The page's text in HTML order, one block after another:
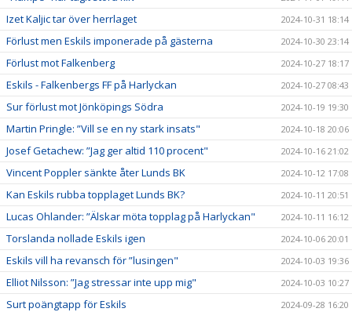
Izet Kaljic tar över herrlaget 2024-10-31 18:14
Förlust men Eskils imponerade på gästerna 2024-10-30 23:14
Förlust mot Falkenberg 2024-10-27 18:17
Eskils - Falkenbergs FF på Harlyckan 2024-10-27 08:43
Sur förlust mot Jönköpings Södra 2024-10-19 19:30
Martin Pringle: ”Vill se en ny stark insats" 2024-10-18 20:06
Josef Getachew: ”Jag ger altid 110 procent" 2024-10-16 21:02
Vincent Poppler sänkte åter Lunds BK 2024-10-12 17:08
Kan Eskils rubba topplaget Lunds BK? 2024-10-11 20:51
Lucas Ohlander: ”Älskar möta topplag på Harlyckan" 2024-10-11 16:12
Torslanda nollade Eskils igen 2024-10-06 20:01
Eskils vill ha revansch för ”lusingen" 2024-10-03 19:36
Elliot Nilsson: ”Jag stressar inte upp mig" 2024-10-03 10:27
Surt poängtapp för Eskils 2024-09-28 16:20